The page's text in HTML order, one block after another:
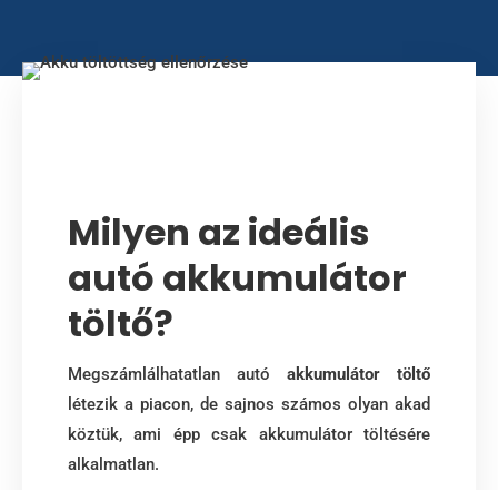
Milyen az ideális
autó akkumulátor
töltő?
Megszámlálhatatlan autóakkumulátor töltő
létezik a piacon, de sajnos számos olyan akad
köztük, ami épp csak akkumulátor töltésére
alkalmatlan.